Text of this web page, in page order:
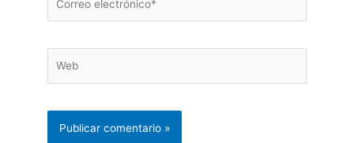
electrónico*